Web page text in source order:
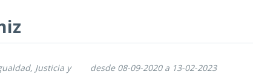
Justicia y
desde 08-09-2020 a 13-02-2023